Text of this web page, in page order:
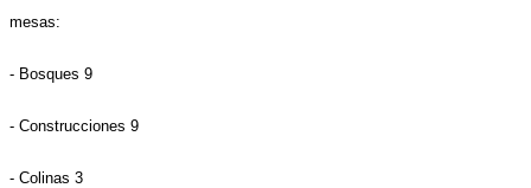
mesas:
- Bosques 9
- Construcciones 9
- Colinas 3